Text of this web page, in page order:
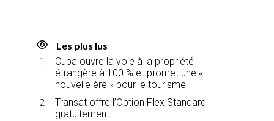
Les plus lus
Cuba ouvre la voie à la propriété
étrangère à 100 % et promet une «
nouvelle ère » pour le tourisme
Transat offre l’Option Flex Standard
gratuitement